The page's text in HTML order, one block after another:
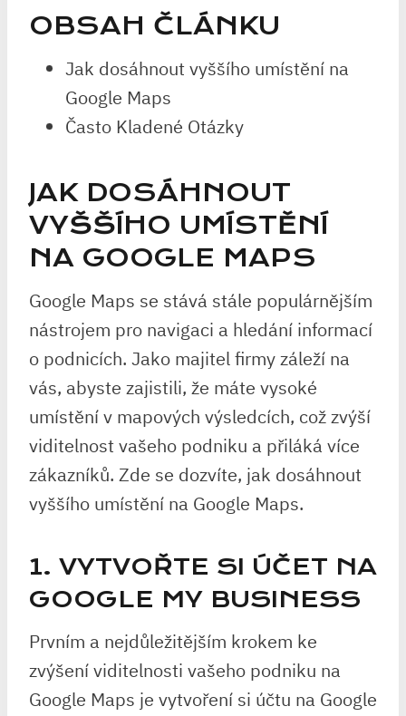
OBSAH ČLÁNKU
Jak dosáhnout vyššího umístění na
Google Maps
Často Kladené Otázky
JAK DOSÁHNOUT
VYŠŠÍHO UMÍSTĚNÍ
NA GOOGLE MAPS
Google Maps se stává stále populárnějším
nástrojem pro navigaci a hledání informací
o podnicích. Jako majitel firmy záleží na
vás, abyste zajistili, že máte vysoké
umístění v mapových výsledcích, což zvýší
viditelnost vašeho podniku a přiláká více
zákazníků. Zde se dozvíte, jak dosáhnout
vyššího umístění na Google Maps.
1. VYTVOŘTE SI ÚČET NA
GOOGLE MY BUSINESS
Prvním a nejdůležitějším krokem ke
zvýšení viditelnosti vašeho podniku na
Google Maps je vytvoření si účtu na Google